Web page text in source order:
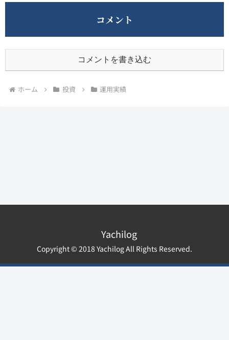
コメント
コメントを書き込む
ホーム 投資 運用実績
Yachilog
Copyright © 2018 Yachilog All Rights Reserved.